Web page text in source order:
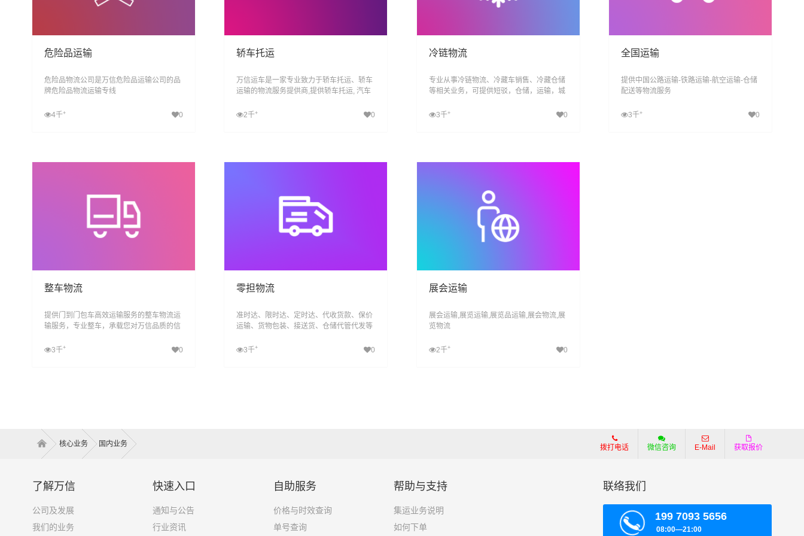
危险品运输
危险品物流公司是万信危险品运输公司的品
牌危险品物流运输专线
4千+ 0
轿车托运
万信运车是一家专业致力于轿车托运、轿车
运输的物流服务提供商,提供轿车托运, 汽车
致力于打造高品质整车物流服务, 让运车更
2千+ 0
冷链物流
专业从事冷链物流、冷藏车销售、冷藏仓储
等相关业务，可提供短驳，仓储，运输，城
能化、具有供应链管理能力的综合性物流公
3千+ 0
全国运输
提供中国公路运输-铁路运输-航空运输-仓储
配送等物流服务
3千+ 0
整车物流
提供门到门包车高效运输服务的整车物流运
输服务，专业整车，承载您对万信品质的信
3千+ 0
零担物流
准时达、限时达、定时达、代收货款、保价
运输、货物包装、接送货、仓储代管代发等
3千+ 0
展会运输
展会运输,展览运输,展览品运输,展会物流,展
览物流
2千+ 0
核心业务 国内业务 拨打电话 微信咨询 E-Mail 获取报价
了解万信
公司及发展
我们的业务
快速入口
通知与公告
行业资讯
自助服务
价格与时效查询
单号查询
帮助与支持
集运业务说明
如何下单
联络我们
199 7093 5656
08:00—21:00